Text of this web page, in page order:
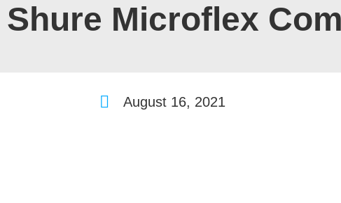
Shure Microflex
August 16, 2021